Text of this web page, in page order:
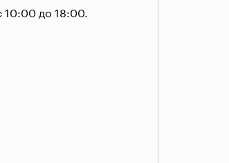
10:00 до 18:00.